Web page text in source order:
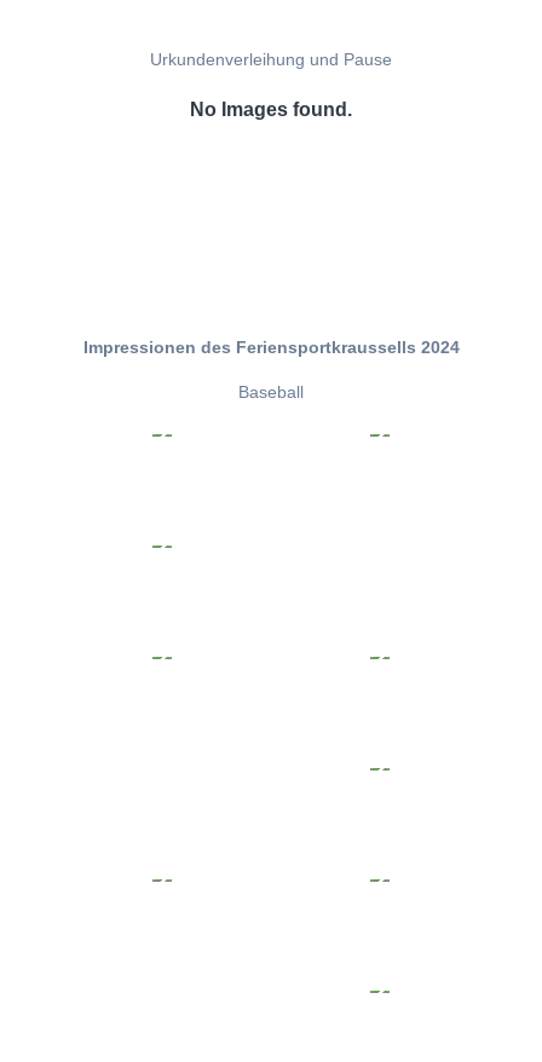
Urkundenverleihung und Pause
No Images found.
Impressionen des Feriensportkraussells 2024
Baseball